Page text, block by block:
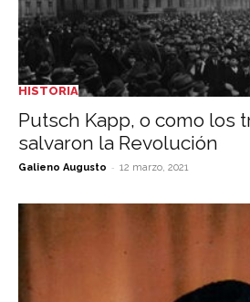
HISTORIA
Putsch Kapp, o como los
salvaron la Revolución
Galieno Augusto - 12 marzo, 2021